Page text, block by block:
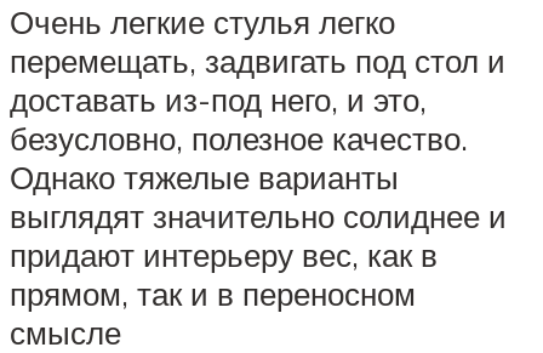
Очень легкие стулья легко
перемещать, задвигать под стол и
доставать из-под него, и это,
безусловно, полезное качество.
Однако тяжелые варианты
выглядят значительно солиднее и
придают интерьеру вес, как в
прямом, так и в переносном
смысле